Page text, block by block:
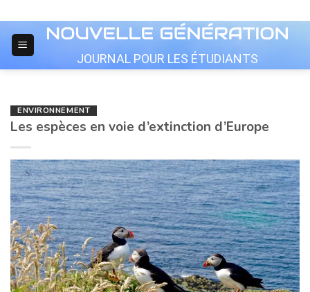
to
content
JOURNAL POUR LES ÉTUDIANTS
ENVIRONNEMENT
Les espèces en voie d’extinction d’Europe